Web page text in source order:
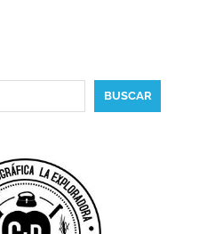
BUSCAR